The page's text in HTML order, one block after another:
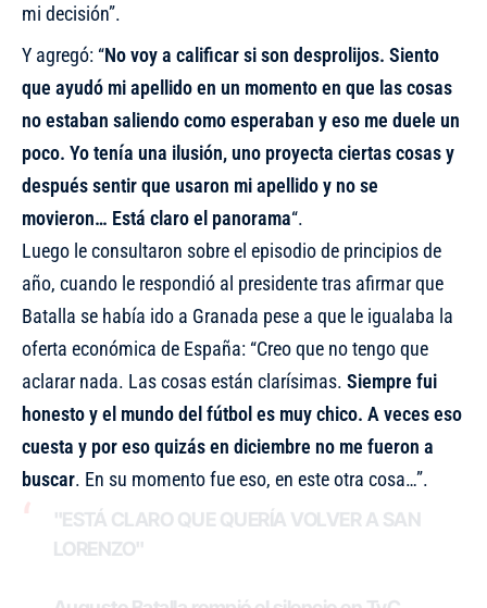
mi decisión”.
Y agregó: “No voy a calificar si son desprolijos. Siento
que ayudó mi apellido en un momento en que las cosas
no estaban saliendo como esperaban y eso me duele un
poco. Yo tenía una ilusión, uno proyecta ciertas cosas y
después sentir que usaron mi apellido y no se
movieron… Está claro el panorama“.
Luego le consultaron sobre el episodio de principios de
año, cuando le respondió al presidente tras afirmar que
Batalla se había ido a Granada pese a que le igualaba la
oferta económica de España: “Creo que no tengo que
aclarar nada. Las cosas están clarísimas. Siempre fui
honesto y el mundo del fútbol es muy chico. A veces eso
cuesta y por eso quizás en diciembre no me fueron a
buscar. En su momento fue eso, en este otra cosa…”.
"ESTÁ CLARO QUE QUERÍA VOLVER A SAN
LORENZO"